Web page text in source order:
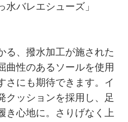
水バレエシューズ」
る、撥水加工が施された
曲性のあるソールを使用
さにも期待できます。イ
クッションを採用し、足
き心地に。さりげなく上